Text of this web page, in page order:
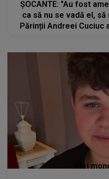
ȘOCANTE: "Au fost
ca să nu se vadă el, să
Părinții Andreei Cuciuc
Stiri